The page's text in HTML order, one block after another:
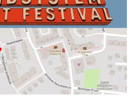
dane w tej przeglądarce podczas
komentarzy.